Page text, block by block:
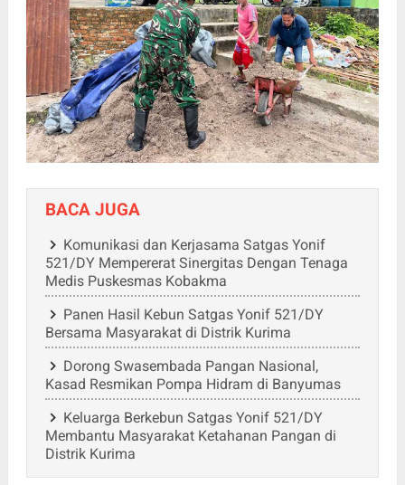
BACA JUGA
Komunikasi dan Kerjasama Satgas Yonif
521/DY Mempererat Sinergitas Dengan Tenaga
Medis Puskesmas Kobakma
Panen Hasil Kebun Satgas Yonif 521/DY
Bersama Masyarakat di Distrik Kurima
Dorong Swasembada Pangan Nasional,
Kasad Resmikan Pompa Hidram di Banyumas
Keluarga Berkebun Satgas Yonif 521/DY
Membantu Masyarakat Ketahanan Pangan di
Distrik Kurima